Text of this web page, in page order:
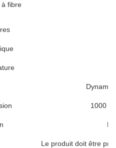
à fibre
1000 à
Le produit doit être